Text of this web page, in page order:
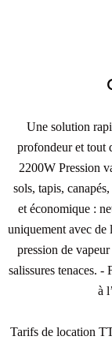
Une solution
profondeur et tout
2200W Pression
sols, tapis,
et économique :
uniquement avec de
pression de
salissures tenaces.
à
Tarifs de location